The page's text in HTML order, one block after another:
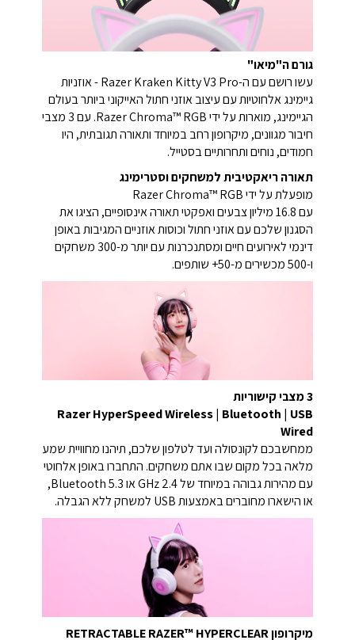
גורם ה"מיאו"
עשו רושם עם ה-Razer Kraken Kitty V3 Pro - אוזניות
גיימינג אלחוטיות עם עיצוב אוזני חתול האייקוני ביותר בעולם
הגיימינג, מוארות על ידי Razer Chroma™ RGB. עם 3 מצבי
חיבור מגוונים, מיקרופון רחב במיוחד ותאורה תגובתית, היו
חמודים, נוחים ותחרותיים בסטייל.
תאורה ריאקטיבית למשחקים וסטרימינג
מופעלת על ידי Razer Chroma™ RGB
עם 16.8 מיליון צבעים ואפקטי תאורה אינסופיים, הציגו את
הסגנון שלכם עם אוזני חתול וכוסות אוזניים המגיבות באופן
דינמי לאירועים חיים ומסתנכרנות עם יותר מ-300 משחקים
ו-500 מכשירים מ-50+ שותפים.
3 מצבי קישוריות
Razer HyperSpeed Wireless| Bluetooth | USB
Wired
ממחשבכם לקונסולה ועד לטלפון שלכם, תיהנו מחוויית שמע
מלאה בכל מקום שבו אתם משחקים. התחברו באופן אלחוטי
עם מהירות גבוהה במיוחד של 2.4 GHz או Bluetooth 5.3,
או הישארו מחוברים באמצעות USB למשחק ללא הגבלה.
מיקרופוןRETRACTABLE RAZER™ HYPERCLEAR